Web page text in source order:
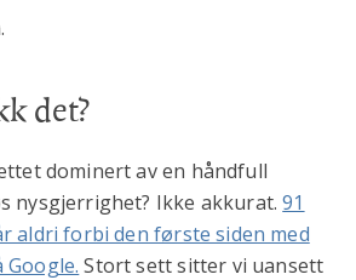
det?
dominert av en håndfull
nysgjerrighet? Ikke akkurat.91
aldri forbi den første siden med
Stort sett sitter vi uansett